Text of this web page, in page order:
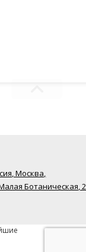
Москва,
Ботаническая,